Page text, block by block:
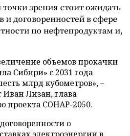
зрения стоит ожидать
и договоренностей в сфере
по нефтепродуктам и,
объемов прокачки
Сибири» с 2031 года
млрд кубометров», –
Иван Лизан, глава
проекта СОНАР-2050.
о